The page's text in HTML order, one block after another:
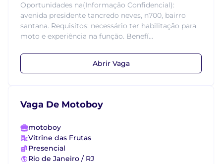
Oportunidades na(Informação Confidencial):
avenida presidente tancredo neves, n700, bairro
santana. Requisitos: necessário ter habilitação para
moto e experiência na função. Benefí...
Abrir Vaga
Vaga De Motoboy
motoboy
Vitrine das Frutas
Presencial
Rio de Janeiro / RJ